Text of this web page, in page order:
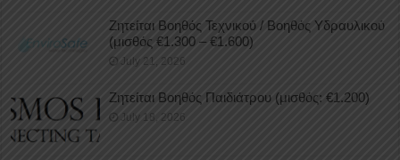
Ζητείται Βοηθός Τεχνικού / Βοηθός Υδραυλικού
(μισθός €1.300 – €1.600)
July 21, 2026
Ζητείται Βοηθός Παιδιάτρου (μισθός: €1.200)
July 18, 2026